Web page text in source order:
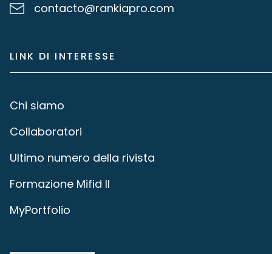
contacto@rankiapro.com
LINK DI INTERESSE
Chi siamo
Collaboratori
Ultimo numero della rivista
Formazione Mifid II
MyPortfolio